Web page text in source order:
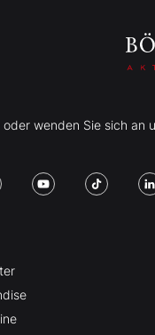
wenden Sie sich an